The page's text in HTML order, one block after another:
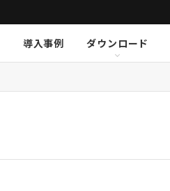
KSCAPE
Visionary Solutions
導入事例
ダウンロード
KSCAPE
Visionary Solutions